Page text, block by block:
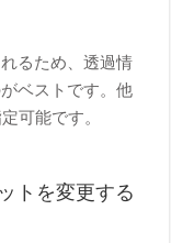
るため、透過情
ベストです。他
可能です。
トを変更する